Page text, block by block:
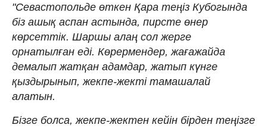
"Севастопольде өткен Қара теңіз Кубогында
біз ашық аспан астында, пирсте өнер
көрсеттік. Шаршы алаң сол жерге
орнатылған еді. Көрермендер, жағажайда
демалып жатқан адамдар, жатып күнге
қыздырынып, жекпе-жекті тамашалай
алатын.
Бізге болса, жекпе-жектен кейін бірден теңізге